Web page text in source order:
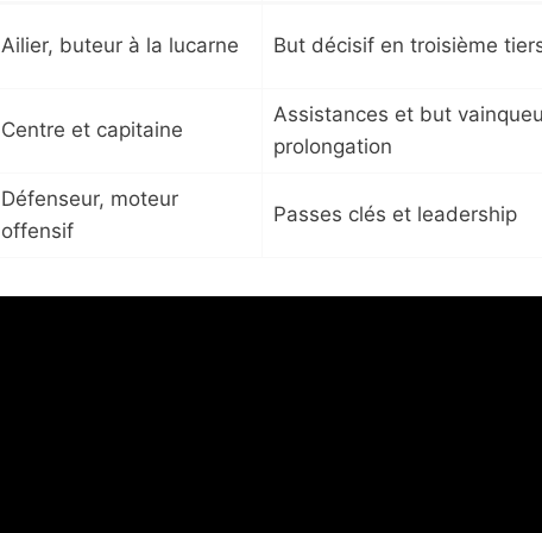
Ailier, buteur à la lucarne But décisif en troisième
Centre et capitaine
Assistances et but
prolongation
Défenseur, moteur
offensif
Passes clés et leadership